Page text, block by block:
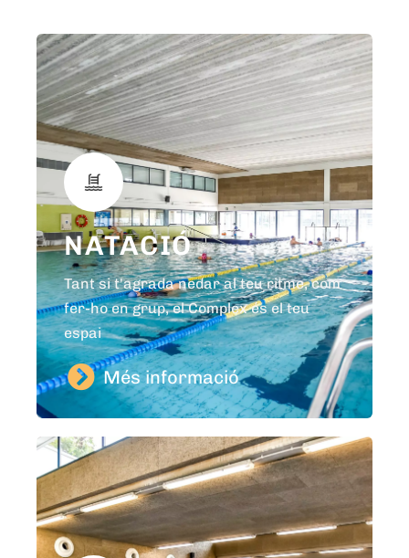
NATACIÓ
Tant si t'agrada nedar al teu ritme, com
fer-ho en grup, el Complex és el teu
espai
Més informació